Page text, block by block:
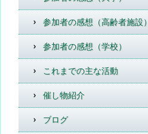
参加者の感想（高齢者施設）
参加者の感想（学校）
これまでの主な活動
催し物紹介
ブログ